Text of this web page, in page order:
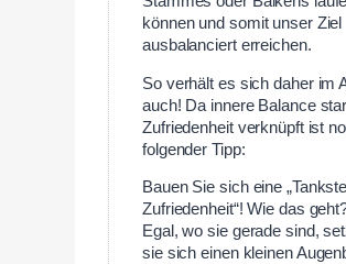
können und somit unser Ziel
ausbalanciert erreichen.
So verhält es sich daher im
auch! Da innere Balance
Zufriedenheit verknüpft ist
folgender Tipp:
Bauen Sie sich eine
Zufriedenheit“! Wie das
Egal, wo sie gerade sind,
sie sich einen kleinen